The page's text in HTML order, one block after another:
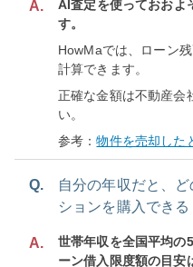
A.
AI査定を使っておおよ
す。
HowMaでは、ローン
計算できます。
正確な金額は不動産会
い。
参考：物件を売却した
Q.
自分の年収だと、
ションを購入できる
A.
世帯年収を全国平均の
ーン借入限度額の目安